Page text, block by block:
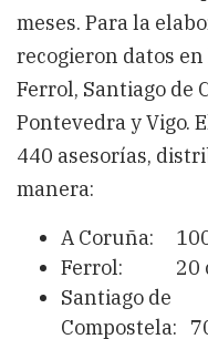
meses. Para la
recogieron datos
Ferrol, Santiago de
Pontevedra y Vigo.
440 asesorías,
manera:
A Coruña:
Ferrol: 20
Santiago de
Compostela: